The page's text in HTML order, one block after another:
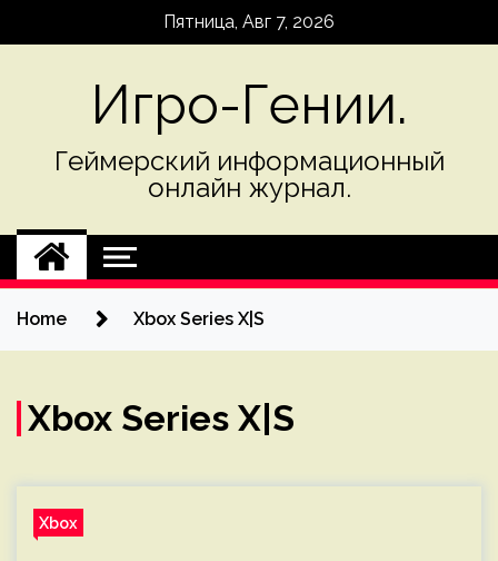
Пятница, Авг 7, 2026
Игро-Гении.
Геймерский информационный
онлайн журнал.
Home Xbox Series X|S
Xbox Series X|S
Xbox